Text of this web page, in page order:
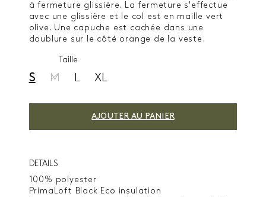
à fermeture glissière. La fermeture s'effectue
avec une glissière et le col est en maille vert
olive. Une capuche est cachée dans une
doublure sur le côté orange de la veste.
Taille
S M L XL
AJOUTER AU PANIER
DETAILS
100% polyester
PrimaLoft Black Eco insulation